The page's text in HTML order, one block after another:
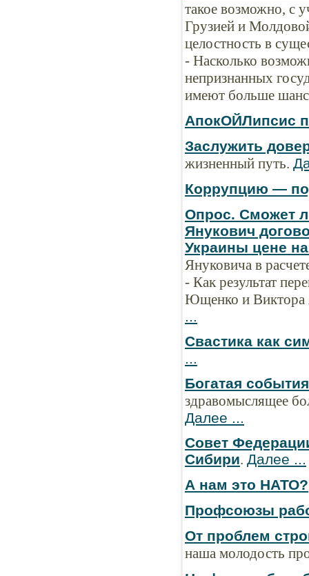
такое возможно, с
Грузией и
целостность в
- Насколько
непризнанных
имеют больше
АпокОЙЛипсис
Заслужить
жизненный путь.
Коррупцию —
Опрос. Сможет
Янукович
Украины цене на
Януковича в
- Как результат
Ющенко и Виктора
...
Свастика как
...
Богатая
здравомыслящее
Далее ...
Совет
Сибири. Далее ...
А нам это НАТО?
Профсоюзы
От проблем
наша молодость